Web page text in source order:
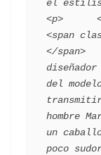
el
<p>
<span
</span>
diseñador
del
transmitir
hombre
un
poco